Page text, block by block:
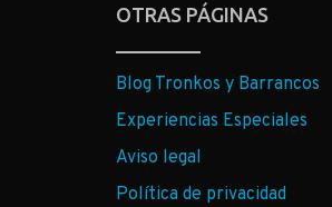
OTRAS PÁGINAS
Blog Tronkos y Barrancos
Experiencias Especiales
Aviso legal
Política de privacidad